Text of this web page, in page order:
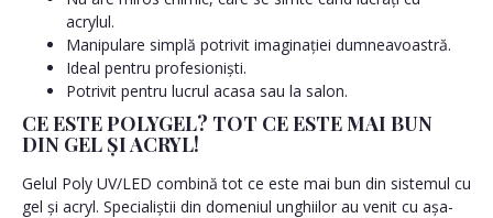
acrylul.
Manipulare simplă potrivit imaginației dumneavoastră.
Ideal pentru profesioniști.
Potrivit pentru lucrul acasa sau la salon.
CE ESTE POLYGEL? TOT CE ESTE MAI BUN
DIN GEL ȘI ACRYL!
Gelul Poly UV/LED combină tot ce este mai bun din sistemul cu
gel și acryl. Specialiștii din domeniul unghiilor au venit cu așa-